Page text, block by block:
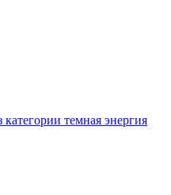
темная энергия